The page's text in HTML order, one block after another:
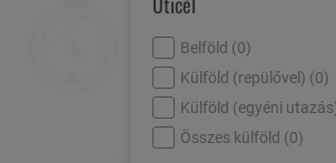
Belföld (0)
Külföld (repülővel) (0)
Külföld (egyéni
Összes külföld (0)